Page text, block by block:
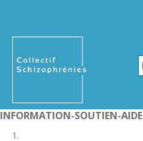
INFORMATION-SOUTIEN-AIDE